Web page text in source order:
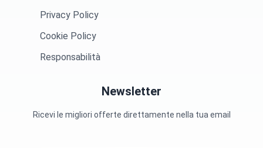
Privacy Policy
Cookie Policy
Responsabilità
Newsletter
Ricevi le migliori offerte direttamente nella tua email